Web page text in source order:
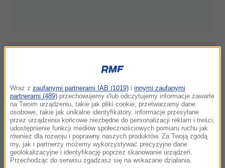
Wraz z zaufanymi partnerami IAB (1019) i innymi zaufanymi
partnerami (489) przechowujemy i/lub odczytujemy informacje zawarte
na Twoim urządzeniu, takie jak pliki cookie, przetwarzamy dane
osobowe, takie jak unikalne identyfikatory, informacje przesyłane
przez urządzenia końcowe niezbędne do personalizacji reklam i treści,
udostępnienie funkcji mediów społecznościowych pomiaru ruchu jak
również dla rozwoju i poprawny naszych produktów. Za Twoją zgodą
my, jak i partnerzy możemy wykorzystywać precyzyjne dane
geolokalizacyjne i identyfikację poprzez skanowanie urządzeń.
Przechodząc do serwisu zgadzasz się na wskazane działania.